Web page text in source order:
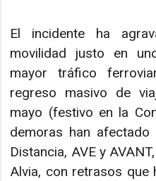
El incidente ha
movilidad justo en
mayor tráfico
regreso masivo de
mayo (festivo en la
demoras han
Distancia, AVE y
Alvia, con retrasos que